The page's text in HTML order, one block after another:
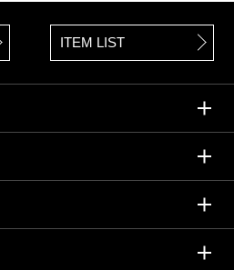
ITEM LIST